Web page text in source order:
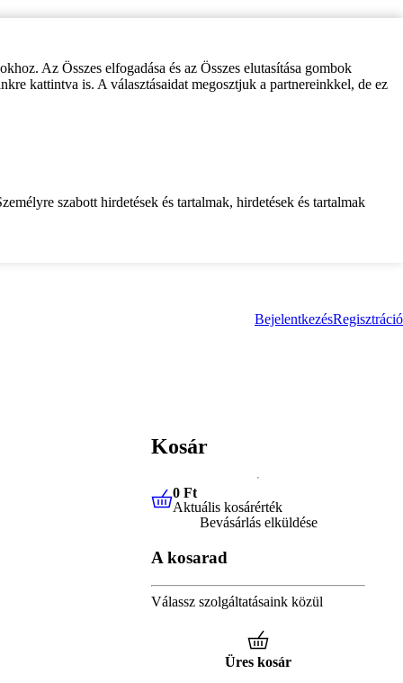
Az Összes elfogadása és az Összes elutasítása gombok
kattintva is. A választásaidat megosztjuk a partnereinkkel, de ez
szabott hirdetések és tartalmak, hirdetések és tartalmak
BejelentkezésRegisztráció
Kosár
0 FtAktuális kosárérték
0 Ft
Aktuális kosárérték
Bevásárlás elküldése
A kosarad
Válassz szolgáltatásaink közül
Üres kosár